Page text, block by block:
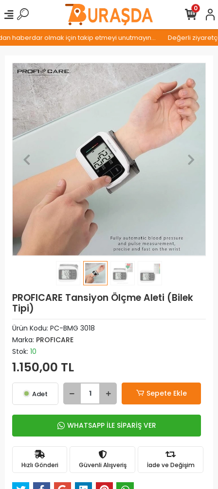
haberdar olmak için takip etmeyi unutmayın... Değerli
0
PROFICARE Tansiyon Ölçme Aleti (Bilek
Tipi)
Ürün Kodu: PC-BMG 3018
Marka: PROFICARE
Stok: 10
1.150,00 TL
Adet Sepete Ekle
WHATSAPP İLE SİPARİŞ VER
Hızlı Gönderi Güvenli Alışveriş İade ve Değişim